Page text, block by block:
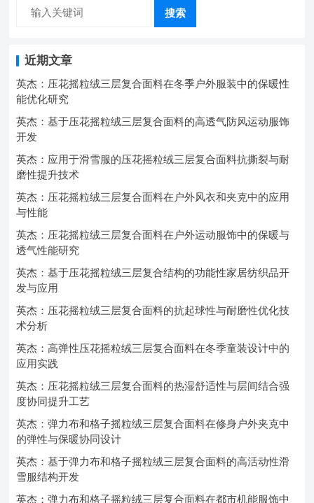
搜索
近期文章
英杰：压花摇粒绒三层复合面料在冬季户外服装中的保暖性
能优化研究
英杰：基于压花摇粒绒三层复合面料的高透气防风运动服饰
开发
英杰：应用于滑雪服的压花摇粒绒三层复合面料抗撕裂与耐
磨性提升技术
英杰：压花摇粒绒三层复合面料在户外风衣和夹克中的应用
与性能
英杰：压花摇粒绒三层复合面料在户外运动服饰中的保暖与
透气性能研究
英杰：基于压花摇粒绒三层复合结构的功能性家居纺织品开
发与应用
英杰：压花摇粒绒三层复合面料的抗起球性与耐磨性优化技
术分析
英杰：高弹性压花摇粒绒三层复合面料在冬季童装设计中的
应用实践
英杰：压花摇粒绒三层复合面料的热湿舒适性与层间结合强
度协同提升工艺
英杰：弹力布和格子摇粒绒三层复合面料在修身户外夹克中
的弹性与保暖协同设计
英杰：基于弹力布和格子摇粒绒三层复合面料的高活动性滑
雪服结构开发
英杰：弹力布和格子摇粒绒三层复合面料在都市机能服饰中